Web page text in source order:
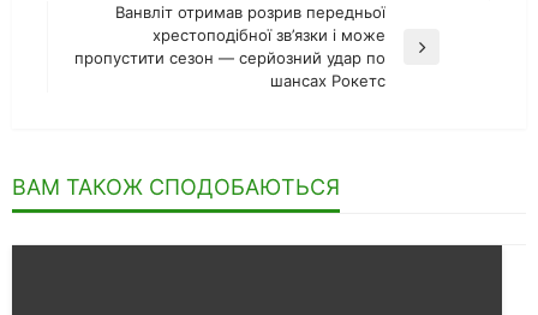
Наступний
Ванвліт отримав розрив передньої
хрестоподібної зв’язки і може
пропустити сезон — серйозний удар по
шансах Рокетс
ВАМ ТАКОЖ СПОДОБАЮТЬСЯ